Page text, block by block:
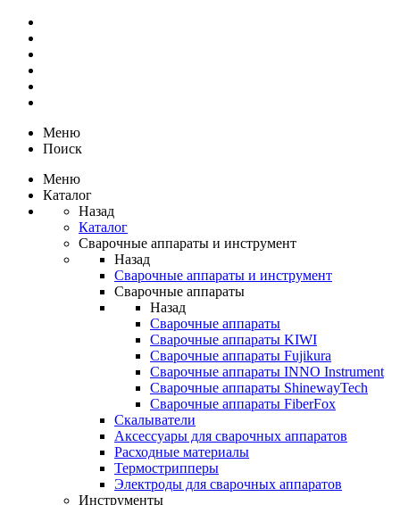
Меню
Поиск
Меню
Каталог
Назад
Каталог
Сварочные аппараты и инструмент
Назад
Сварочные аппараты и инструмент
Сварочные аппараты
Назад
Сварочные аппараты
Сварочные аппараты KIWI
Сварочные аппараты Fujikura
Сварочные аппараты INNO Instrument
Сварочные аппараты ShinewayTech
Cварочные аппараты FiberFox
Скалыватели
Аксессуары для сварочных аппаратов
Расходные материалы
Термострипперы
Электроды для сварочных аппаратов
Инструменты